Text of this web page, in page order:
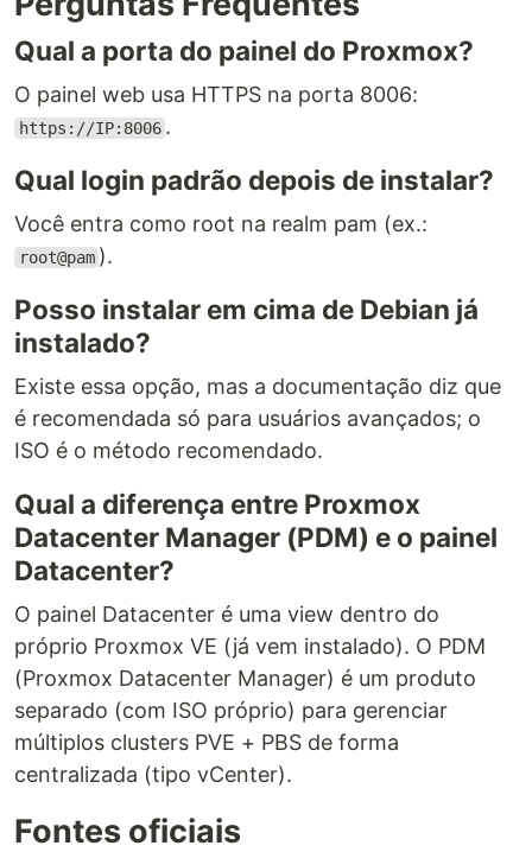
Qual a porta do painel do Proxmox?
O painel web usa HTTPS na porta 8006:
https://IP:8006 .
Qual login padrão depois de instalar?
Você entra como root na realm pam (ex.:
root@pam ).
Posso instalar em cima de Debian já
instalado?
Existe essa opção, mas a documentação diz que
é recomendada só para usuários avançados; o
ISO é o método recomendado.
Qual a diferença entre Proxmox
Datacenter Manager (PDM) e o painel
Datacenter?
O painel Datacenter é uma view dentro do
próprio Proxmox VE (já vem instalado). O PDM
(Proxmox Datacenter Manager) é um produto
separado (com ISO próprio) para gerenciar
múltiplos clusters PVE + PBS de forma
centralizada (tipo vCenter).
Fontes oficiais